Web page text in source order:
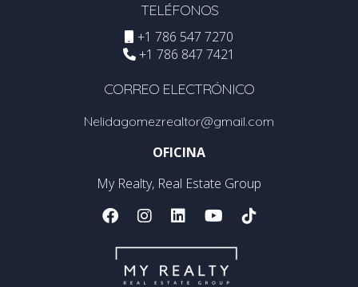
TELÉFONOS
+1 786 547 7270
+1 786 847 7421
CORREO ELECTRÓNICO
Nelidagomezrealtor@gmail.com
OFICINA
My Realty, Real Estate Group